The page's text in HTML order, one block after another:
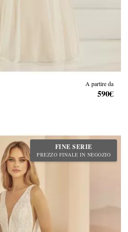
A partire da
590€
FINE SERIE
PREZZO FINALE IN NEGOZIO